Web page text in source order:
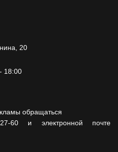
20
18:00
обращаться
60 и электронной почте